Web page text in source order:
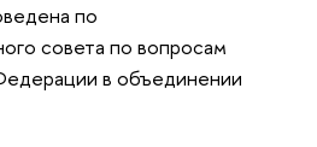
по
совета по вопросам
в объединении